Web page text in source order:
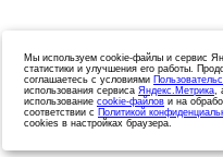
Мы используем cookie-файлы и сервис
статистики и улучшения его работы.
соглашаетесь с условиями
использования сервиса Яндекс.Метрика,
использование cookie-файлов и на
соответствии с Политикой
cookies в настройках браузера.